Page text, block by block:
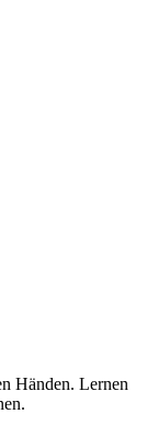
Händen. Lernen